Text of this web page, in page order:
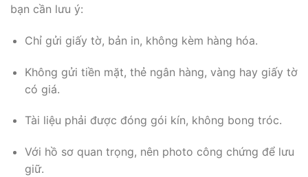
bạn cần lưu ý:
Chỉ gửi giấy tờ, bản in, không kèm hàng hóa.
Không gửi tiền mặt, thẻ ngân hàng, vàng hay giấy tờ
có giá.
Tài liệu phải được đóng gói kín, không bong tróc.
Với hồ sơ quan trọng, nên photo công chứng để lưu
giữ.